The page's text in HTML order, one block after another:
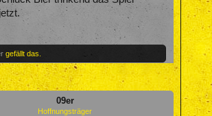
gefällt das.
09er
Hoffnungsträger